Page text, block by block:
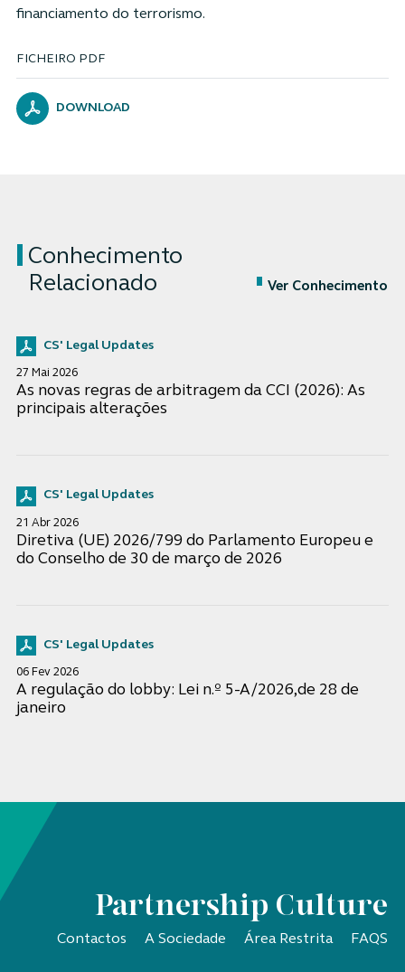
FICHEIRO PDF
DOWNLOAD
financiamento do terrorismo.
Conhecimento
Relacionado
Ver Conhecimento
CS' Legal Updates
27 Mai 2026
As novas regras de arbitragem da CCI (2026): As
principais alterações
CS' Legal Updates
21 Abr 2026
Diretiva (UE) 2026/799 do Parlamento Europeu e
do Conselho de 30 de março de 2026
CS' Legal Updates
06 Fev 2026
A regulação do lobby: Lei n.º 5-A/2026,de 28 de
janeiro
Partnership Culture
Contactos A Sociedade Área Restrita FAQS